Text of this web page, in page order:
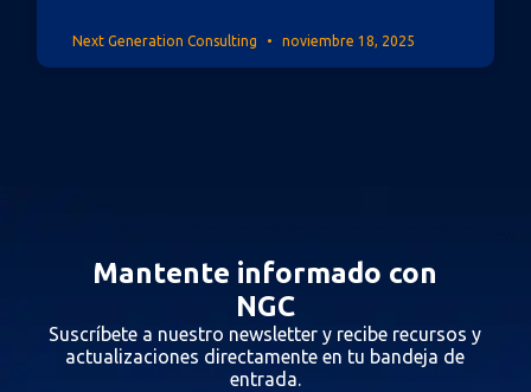
Next Generation Consulting noviembre 18, 2025
Mantente informado con
NGC
Suscríbete a nuestro newsletter y recibe recursos y
actualizaciones directamente en tu bandeja de
entrada.